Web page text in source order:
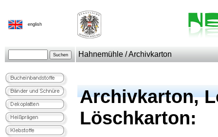
english
Hahnemühle / Archivkarton
Archivkarton,
Löschkarton: